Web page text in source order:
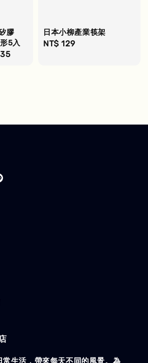
膠
5入
日本小柳產業筷架
Regular
NT$ 129
常生活，帶來每天不同的風景。為